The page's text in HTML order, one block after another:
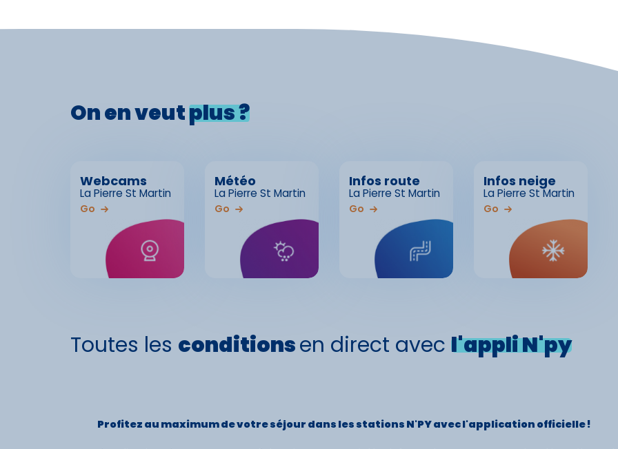
On en veutplus ?
Webcams
La Pierre St Martin
Go
Météo
La Pierre St Martin
Go
Infos route
La Pierre St Martin
Go
Infos neige
La Pierre St Martin
Go
Toutes les conditionsen direct avec l'appli N'py
Profitez au maximum de votre séjour dans les stations N'PY avec l'application officielle !